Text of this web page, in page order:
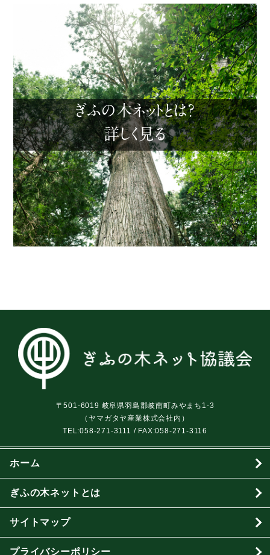
〒501-6019 岐阜県羽島郡岐南町みやまち1-3
（ヤマガタヤ産業株式会社内）
TEL:058-271-3111 / FAX:058-271-3116
ホーム
ぎふの木ネットとは
サイトマップ
プライバシーポリシー